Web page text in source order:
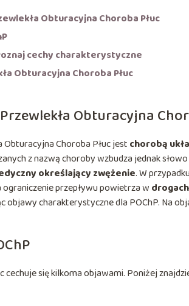
Obturacyjna Choroba Płuc
cechy charakterystyczne
Obturacyjna Choroba Płuc
Obturacyjna
Obturacyjna Choroba Płuc jest chorobą
z nazwą choroby wzbudza jednak
określający zwężenie. W
przepływu powietrza w
charakterystyczne dla POChP. Na
cechuje się kilkoma objawami. Poniżej